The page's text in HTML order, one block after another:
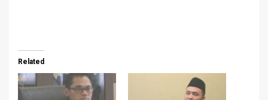
Related